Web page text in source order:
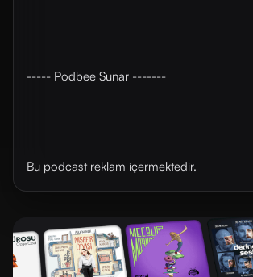
----- Podbee Sunar -------
Bu podcast reklam içermektedir.